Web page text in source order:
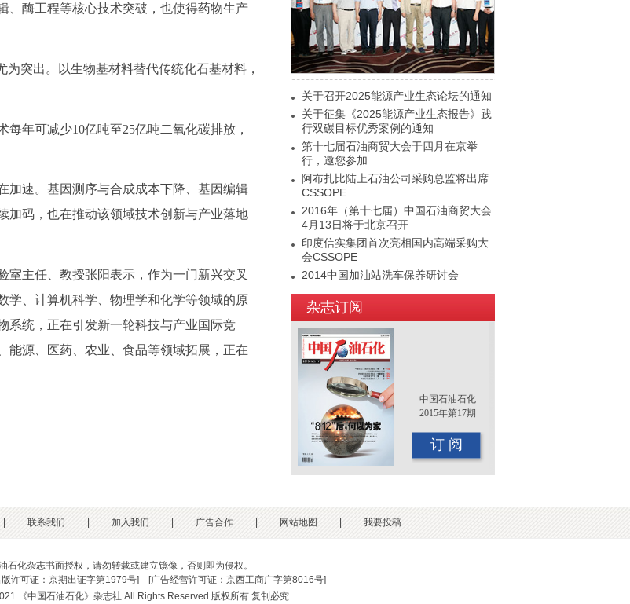
、酶工程等核心技术突破，也使得药物生产
突出。以生物基材料替代传统化石基材料，
年可减少10亿吨至25亿吨二氧化碳排放，
加速。基因测序与合成成本下降、基因编辑
加码，也在推动该领域技术创新与产业落地
主任、教授张阳表示，作为一门新兴交叉
学、计算机科学、物理学和化学等领域的原
系统，正在引发新一轮科技与产业国际竞
能源、医药、农业、食品等领域拓展，正在
关于召开2025能源产业生态论坛的通知
关于征集《2025能源产业生态报告》践
行双碳目标优秀案例的通知
第十七届石油商贸大会于四月在京举
行，邀您参加
阿布扎比陆上石油公司采购总监将出席
CSSOPE
2016年（第十七届）中国石油商贸大会
4月13日将于北京召开
印度信实集团首次亮相国内高端采购大
会CSSOPE
2014中国加油站洗车保养研讨会
2015年（第十二届）中国国际油品行业
年终大会即将召开
杂志订阅
中国石油石化
2015年第17期
订 阅
联系我们 加入我们 广告合作 网站地图 我要投稿
石化杂志书面授权，请勿转载或建立镜像，否则即为侵权。
许可证：京期出证字第1979号] [广告经营许可证：京西工商广字第8016号]
《中国石油石化》杂志社 All Rights Reserved 版权所有 复制必究